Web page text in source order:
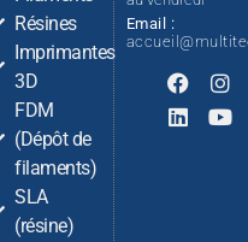
Résines
Imprimantes
3D
FDM
(Dépôt de
filaments)
SLA
(résine)
Email :